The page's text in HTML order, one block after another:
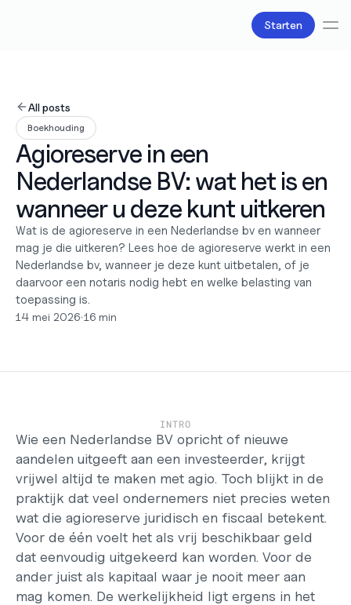
Starten
Salarisadministratie
Belastingzaken
Producten
Bv oprichten
Zakelijke accounts en bankpassen
Over ons
Liefde
Pricing
Pricing plans
Pricing calculator
Bronnen
Content
Select Language
Dutch
Inloggen
Starten
All posts
Boekhouding
Agioreserve in een
Nederlandse BV: wat het is en
wanneer u deze kunt uitkeren
Wat is de agioreserve in een Nederlandse bv en wanneer
mag je die uitkeren? Lees hoe de agioreserve werkt in een
Nederlandse bv, wanneer je deze kunt uitbetalen, of je
daarvoor een notaris nodig hebt en welke belasting van
toepassing is.
14 mei 2026•16 min
INTRO
Wie een Nederlandse BV opricht of nieuwe
aandelen uitgeeft aan een investeerder, krijgt
vrijwel altijd te maken met agio. Toch blijkt in de
praktijk dat veel ondernemers niet precies weten
wat die agioreserve juridisch en fiscaal betekent.
Voor de één voelt het als vrij beschikbaar geld
dat eenvoudig uitgekeerd kan worden. Voor de
ander juist als kapitaal waar je nooit meer aan
mag komen. De werkelijkheid ligt ergens in het